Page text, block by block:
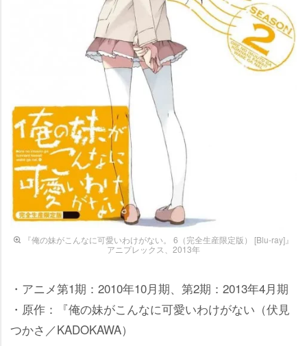
『俺の妹がこんなに可愛いわけがない。 6（完全生産限定版） [Blu-ray]』
アニプレックス、2013年
・アニメ第1期：2010年10月期、第2期：2013年4月期
・原作：『俺の妹がこんなに可愛いわけがない（伏見
つかさ／KADOKAWA）